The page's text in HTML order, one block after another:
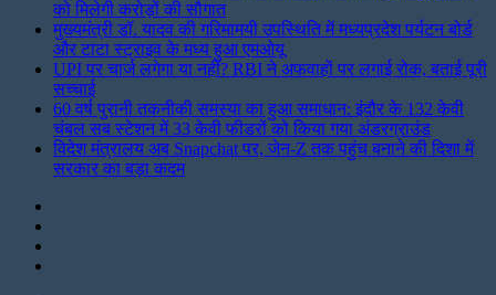
को मिलेगी करोड़ों की सौगात
मुख्यमंत्री डॉ. यादव की गरिमामयी उपस्थिति में मध्यप्रदेश पर्यटन बोर्ड
और टाटा स्ट्राइव के मध्य हुआ एमओयू
UPI पर चार्ज लगेगा या नहीं? RBI ने अफवाहों पर लगाई रोक, बताई पूरी
सच्चाई
60 वर्ष पुरानी तकनीकी समस्या का हुआ समाधान: इंदौर के 132 केवी
चंबल सब स्टेशन में 33 केवी फीडरों को किया गया अंडरग्राउंड
विदेश मंत्रालय अब Snapchat पर, जेन-Z तक पहुंच बनाने की दिशा में
सरकार का बड़ा कदम